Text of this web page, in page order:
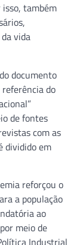
também
vida
documento
do
de fontes
com as
dividido em
reforçou o
a população
ao
meio de
Industrial